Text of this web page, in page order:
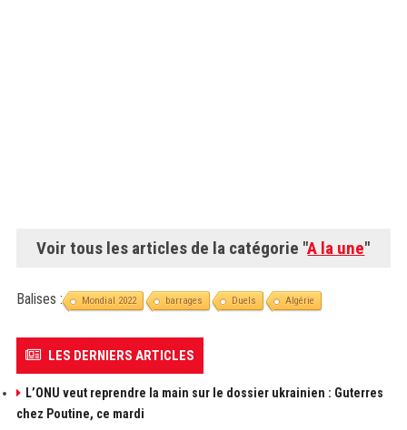
Voir tous les articles de la catégorie "A la une"
Balises : Mondial 2022 barrages Duels Algérie
LES DERNIERS ARTICLES
L’ONU veut reprendre la main sur le dossier ukrainien : Guterres
chez Poutine, ce mardi